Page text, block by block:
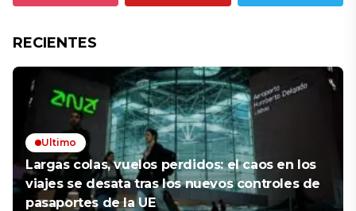
RECIENTES
Ultimo
Largas colas, vuelos perdidos: el caos en los
viajes se desata tras los nuevos controles de
pasaportes de la UE